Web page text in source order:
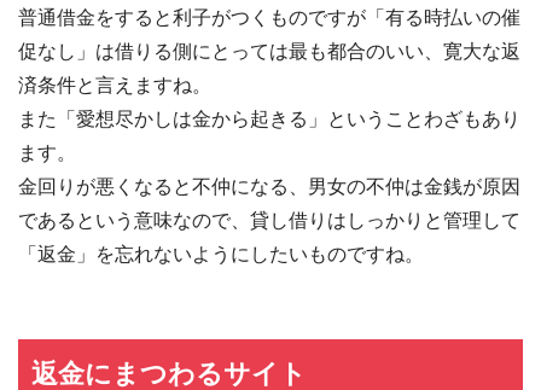
普通借金をすると利子がつくものですが「有る時払いの催
促なし」は借りる側にとっては最も都合のいい、寛大な返
済条件と言えますね。
また「愛想尽かしは金から起きる」ということわざもあり
ます。
金回りが悪くなると不仲になる、男女の不仲は金銭が原因
であるという意味なので、貸し借りはしっかりと管理して
「返金」を忘れないようにしたいものですね。
返金にまつわるサイト